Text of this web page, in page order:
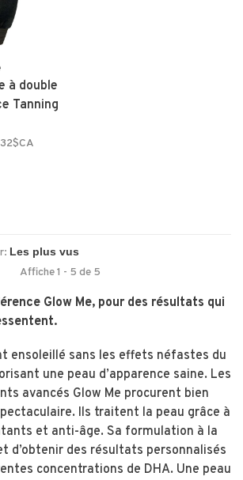
à double
Tanning
Affiche 1 - 5 de 5
Glow Me, pour des résultats qui
ensoleillé sans les effets néfastes du
une peau d’apparence saine. Les
avancés Glow Me procurent bien
Ils traitent la peau grâce à
et anti-âge. Sa formulation à la
d’obtenir des résultats personnalisés
concentrations de DHA. Une peau